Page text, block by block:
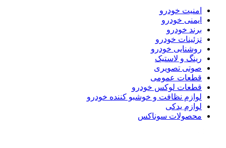
امنیت خودرو
ایمنی خودرو
برند خودرو
تزئینات خودرو
روشنایی خودرو
رینگ و لاستیک
صوتی تصویری
قطعات عمومی
قطعات لوکس خودرو
لوازم نظافت و خوشبو کننده خودرو
لوازم یدکی
محصولات سوناکس